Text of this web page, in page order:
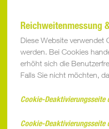
Reichweitenmessung
Diese Website verwendet
werden. Bei Cookies
erhöht sich die
Falls Sie nicht möchten,
Cookie-Deaktivierungsseite
Cookie-Deaktivierungsseite